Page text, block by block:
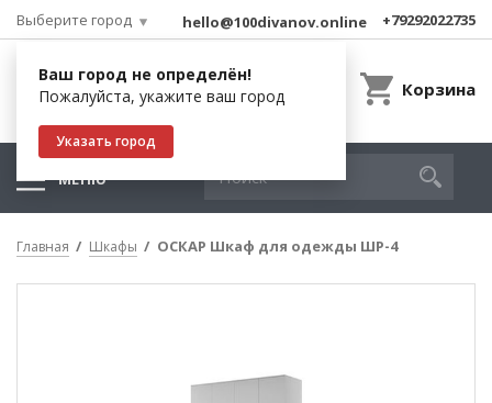
Выберите город
Ваш город не определён!
Пожалуйста, укажите ваш город
Указать город
hello@100divanov.online +79292022735
Корзина
МЕНЮ
Главная Шкафы ОСКАР Шкаф для одежды ШР-4